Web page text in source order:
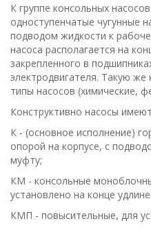
К группе консольных
одноступенчатые чугунные
подводом жидкости к
насоса располагается на
закрепленного в
электродвигателя. Такую
типы насосов (химические,
Конструктивно насосы
К - (основное исполнение)
опорой на корпусе, с
муфту;
КМ - консольные
установлено на конце
КМП - повысительные, для